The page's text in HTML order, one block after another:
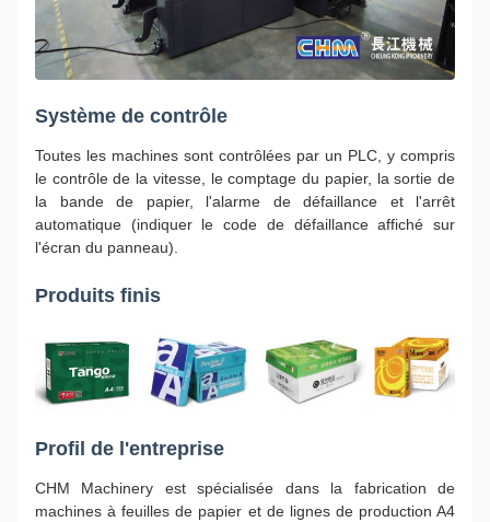
Système de contrôle
Toutes les machines sont contrôlées par un PLC, y compris
le contrôle de la vitesse, le comptage du papier, la sortie de
la bande de papier, l'alarme de défaillance et l'arrêt
automatique (indiquer le code de défaillance affiché sur
l'écran du panneau).
Produits finis
Profil de l'entreprise
CHM Machinery est spécialisée dans la fabrication de
machines à feuilles de papier et de lignes de production A4